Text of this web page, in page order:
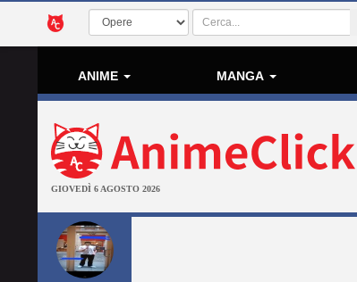
ANIME MANGA
GIOVEDÌ 6 AGOSTO 2026